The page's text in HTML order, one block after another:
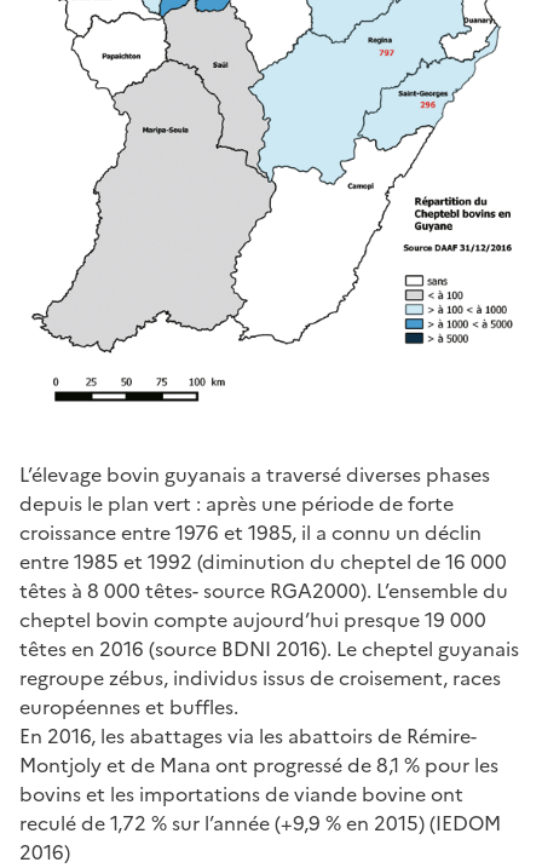
L’élevage bovin guyanais a traversé diverses phases
depuis le plan vert : après une période de forte
croissance entre 1976 et 1985, il a connu un déclin
entre 1985 et 1992 (diminution du cheptel de 16 000
têtes à 8 000 têtes- source RGA2000). L’ensemble du
cheptel bovin compte aujourd’hui presque 19 000
têtes en 2016 (source BDNI 2016). Le cheptel guyanais
regroupe zébus, individus issus de croisement, races
européennes et buffles.
En 2016, les abattages via les abattoirs de Rémire-
Montjoly et de Mana ont progressé de 8,1 % pour les
bovins et les importations de viande bovine ont
reculé de 1,72 % sur l’année (+9,9 % en 2015) (IEDOM
2016)